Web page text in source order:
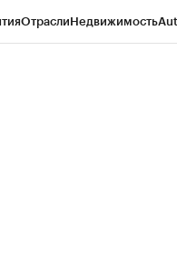
ОтраслиНедвижимость